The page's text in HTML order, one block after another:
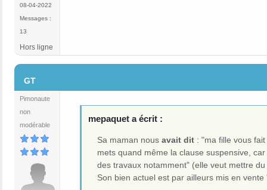
08-04-2022
Messages :
13
Hors ligne
GT
Pimonaute
non
modérable
mepaquet a écrit :
Sa maman nousavait dit : "ma fille vous
mets quand même la clause suspensive,
des travaux notamment" (elle veut mettre
Son bien actuel est par ailleurs mis en